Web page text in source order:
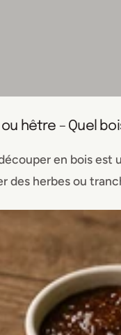
ou hêtre – Quel
en bois
des herbes ou